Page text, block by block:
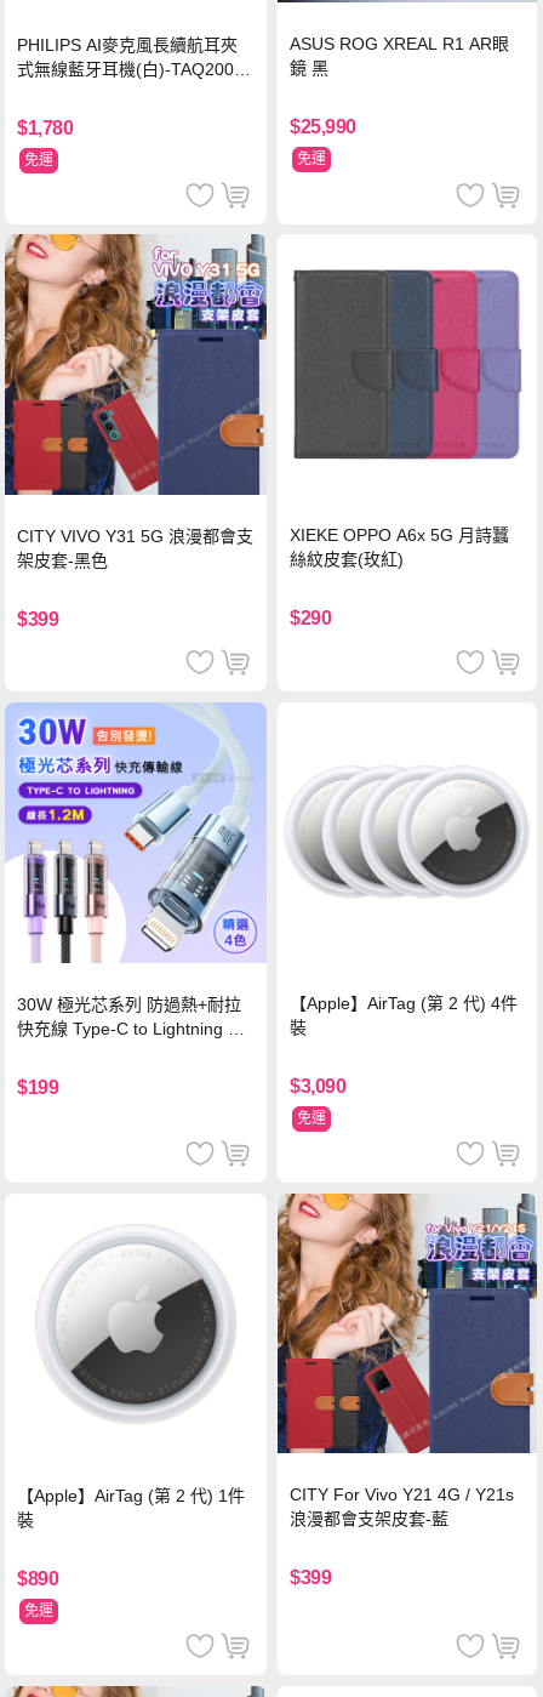
PHILIPS AI麥克風長續航耳夾
式無線藍牙耳機(白)-TAQ2000
$1,780
免運
ASUS ROG XREAL R1 AR眼
鏡 黑
$25,990
免運
CITY VIVO Y31 5G 浪漫都會支
架皮套-黑色
$399
XIEKE OPPO A6x 5G 月詩蠶
絲紋皮套(玫紅)
$290
30W 極光芯系列 防過熱+耐拉
快充線 Type-C to Lightning 傳
$199
【Apple】AirTag (第 2 代) 4件
裝
$3,090
免運
【Apple】AirTag (第 2 代) 1件
裝
$890
免運
CITY For Vivo Y21 4G / Y21s
浪漫都會支架皮套-藍
$399